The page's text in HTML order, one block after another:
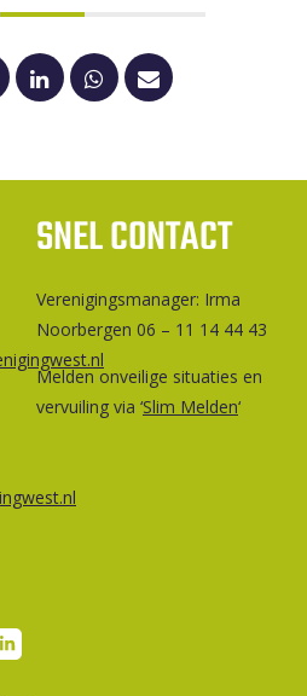
SNEL CONTACT
Ver­e­ni­gings­ma­na­ger: Irma
Noorbergen 06 – 11 14 44 43
Melden onveilige situaties en
vervuiling via ‘Slim Melden‘